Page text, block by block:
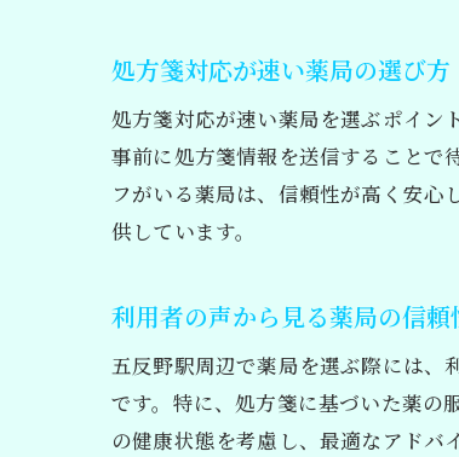
処方箋対応が速い薬局の選び方
処方箋対応が速い薬局を選ぶポイン
事前に処方箋情報を送信することで
フがいる薬局は、信頼性が高く安
供しています。
利用者の声から見る薬局の信頼
五反野駅周辺で薬局を選ぶ際には、
です。特に、処方箋に基づいた薬の
の健康状態を考慮し、最適なアドバ